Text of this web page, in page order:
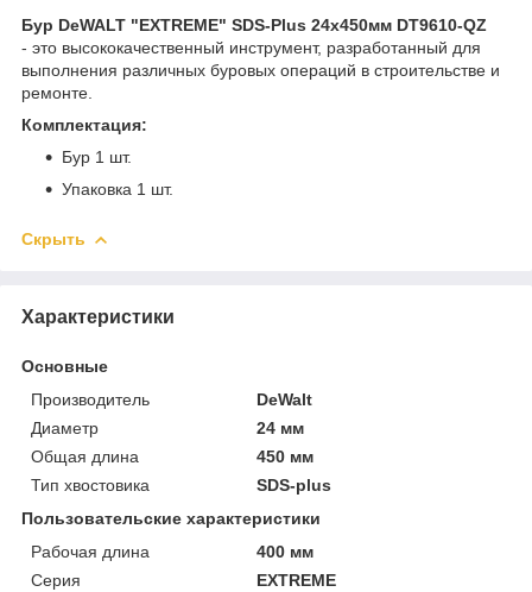
Бур DeWALT "EXTREME" SDS-Plus 24х450мм DT9610-QZ
- это высококачественный инструмент, разработанный для
выполнения различных буровых операций в строительстве и
ремонте.
Комплектация:
Бур 1 шт.
Упаковка 1 шт.
Скрыть
Характеристики
Основные
Производитель
DeWalt
Диаметр
24 мм
Общая длина
450 мм
Тип хвостовика
SDS-plus
Пользовательские характеристики
Рабочая длина
400 мм
Серия
EXTREME